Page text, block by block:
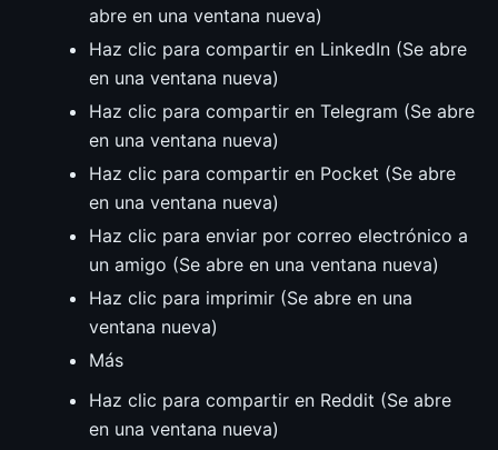
abre en una ventana nueva)
Haz clic para compartir en LinkedIn (Se abre
en una ventana nueva)
Haz clic para compartir en Telegram (Se abre
en una ventana nueva)
Haz clic para compartir en Pocket (Se abre
en una ventana nueva)
Haz clic para enviar por correo electrónico a
un amigo (Se abre en una ventana nueva)
Haz clic para imprimir (Se abre en una
ventana nueva)
Más
Haz clic para compartir en Reddit (Se abre
en una ventana nueva)